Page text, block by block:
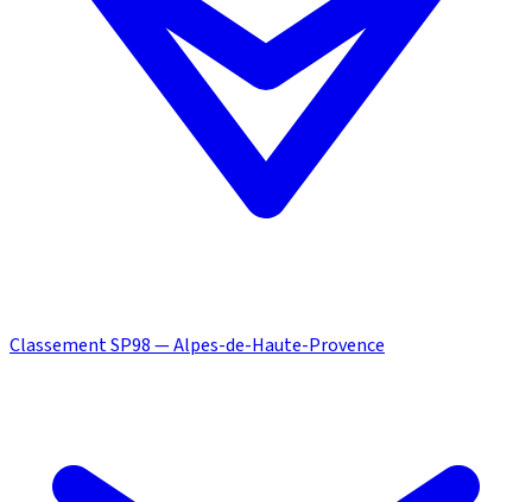
Classement SP98 — Alpes-de-Haute-Provence